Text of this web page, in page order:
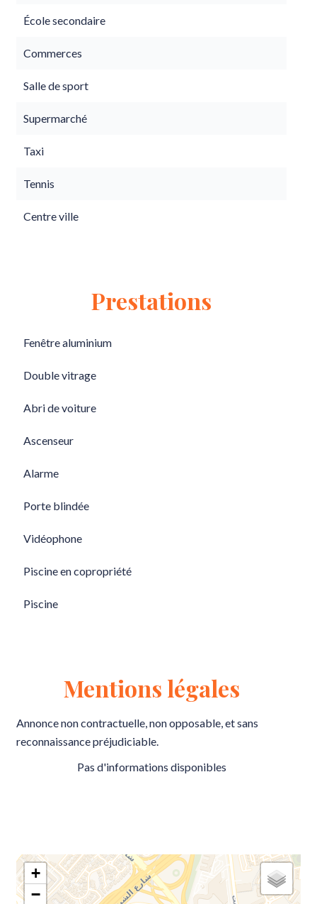
École secondaire
Commerces
Salle de sport
Supermarché
Taxi
Tennis
Centre ville
Prestations
Fenêtre aluminium
Double vitrage
Abri de voiture
Ascenseur
Alarme
Porte blindée
Vidéophone
Piscine en copropriété
Piscine
Mentions légales
Annonce non contractuelle, non opposable, et sans
reconnaissance préjudiciable.
Pas d'informations disponibles
+
−